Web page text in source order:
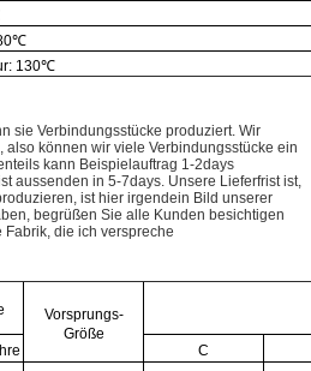
130℃
sie Verbindungsstücke produziert. Wir
also können wir viele Verbindungsstücke ein
kann Beispielauftrag 1-2days
aussenden in 5-7days. Unsere Lieferfrist ist,
ist hier irgendein Bild unserer
begrüßen Sie alle Kunden besichtigen
die ich verspreche
Vorsprungs-
Größe
C